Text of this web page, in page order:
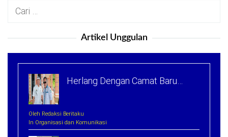
Cari
Artikel Unggulan
Herlang Dengan Camat Baru…
Oleh Redaksi Beritaku
In Organisasi dan Komunikasi